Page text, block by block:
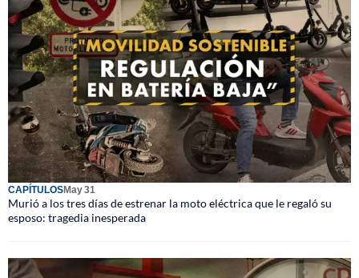
CAPÍTULOSMay 31
Murió a los tres días de estrenar la moto eléctrica que le regaló su
esposo: tragedia inesperada